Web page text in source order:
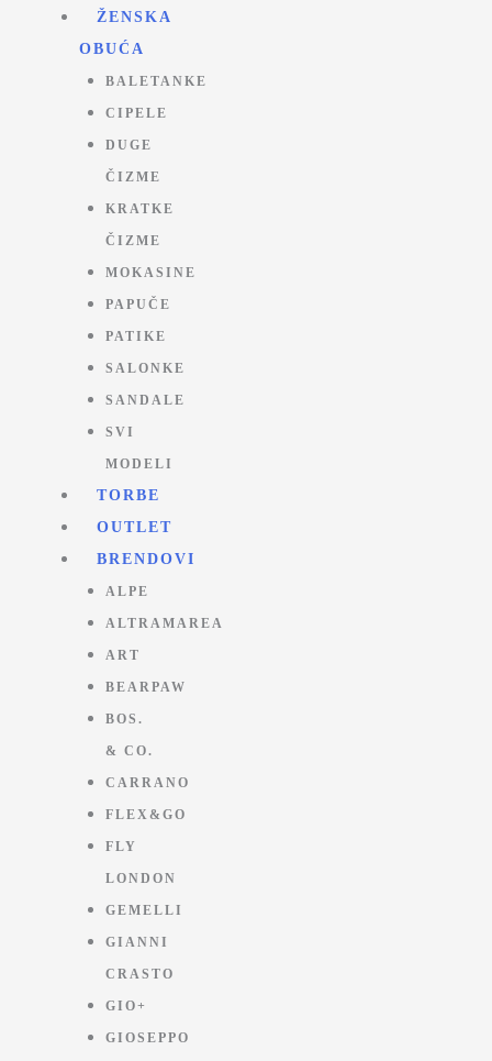
ŽENSKA
OBUĆA
BALETANKE
CIPELE
DUGE
ČIZME
KRATKE
ČIZME
MOKASINE
PAPUČE
PATIKE
SALONKE
SANDALE
SVI
MODELI
TORBE
OUTLET
BRENDOVI
ALPE
ALTRAMAREA
ART
BEARPAW
BOS.
& CO.
CARRANO
FLEX&GO
FLY
LONDON
GEMELLI
GIANNI
CRASTO
GIO+
GIOSEPPO